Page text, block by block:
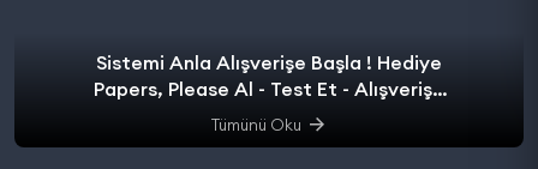
Sistemi Anla Alışverişe Başla ! Hediye
Papers, Please Al - Test Et - Alışverişe
başla.
Tümünü Oku